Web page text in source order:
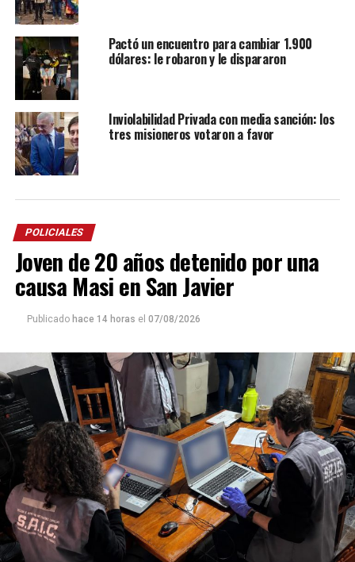
Pactó un encuentro para cambiar 1.900
dólares: le robaron y le dispararon
Inviolabilidad Privada con media sanción: los
tres misioneros votaron a favor
POLICIALES
Joven de 20 años detenido por una
causa Masi en San Javier
Publicado hace 14 horas el 07/08/2026